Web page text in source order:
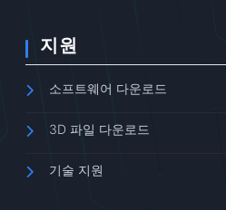
지원
소프트웨어 다운로드
3D 파일 다운로드
기술 지원